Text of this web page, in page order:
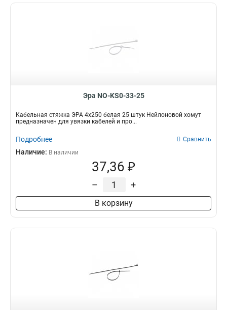
Эра NO-KS0-33-25
Кабельная стяжка ЭРА 4x250 белая 25 штук Нейлоновой хомут
предназначен для увязки кабелей и про...
Подробнее Сравнить
Наличие: В наличии
37,36 ₽
– +
В корзину